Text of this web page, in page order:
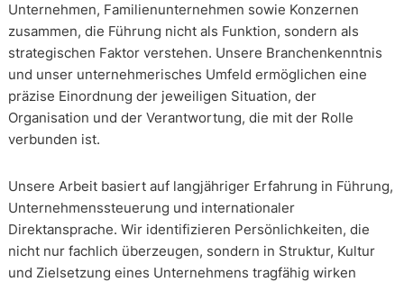
Unternehmen, Familienunternehmen sowie Konzernen
zusammen, die Führung nicht als Funktion, sondern als
strategischen Faktor verstehen. Unsere Branchenkenntnis
und unser unternehmerisches Umfeld ermöglichen eine
präzise Einordnung der jeweiligen Situation, der
Organisation und der Verantwortung, die mit der Rolle
verbunden ist.
Unsere Arbeit basiert auf langjähriger Erfahrung in Führung,
Unternehmenssteuerung und internationaler
Direktansprache. Wir identifizieren Persönlichkeiten, die
nicht nur fachlich überzeugen, sondern in Struktur, Kultur
und Zielsetzung eines Unternehmens tragfähig wirken